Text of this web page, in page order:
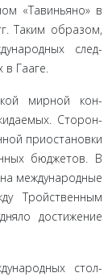
«Тавиньяно» в
Таким образом,
след­
в Гааге.
мирной кон­
Сторон­
приостанов­ки
бюджетов. В
международ­ные
Тройствен­ным
достиже­ние
стол­